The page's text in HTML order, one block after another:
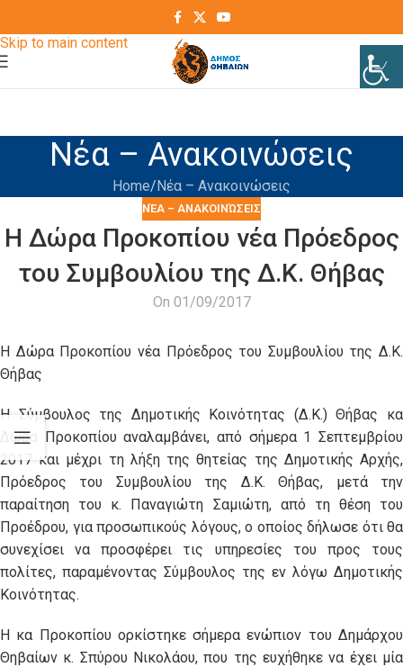
Skip to main content
Νέα – Ανακοινώσεις
Home Νέα – Ανακοινώσεις
ΝΈΑ – ΑΝΑΚΟΙΝΏΣΕΙΣ
Η Δώρα Προκοπίου νέα Πρόεδρος
του Συμβουλίου της Δ.Κ. Θήβας
On 01/09/2017
Η Δώρα Προκοπίου νέα Πρόεδρος του Συμβουλίου της Δ.Κ.
Θήβας
Η Σύμβουλος της Δημοτικής Κοινότητας (Δ.Κ.) Θήβας κα
Δώρα Προκοπίου αναλαμβάνει, από σήμερα 1 Σεπτεμβρίου
2017 και μέχρι τη λήξη της θητείας της Δημοτικής Αρχής,
Πρόεδρος του Συμβουλίου της Δ.Κ. Θήβας, μετά την
παραίτηση του κ. Παναγιώτη Σαμιώτη, από τη θέση του
Προέδρου, για προσωπικούς λόγους, ο οποίος δήλωσε ότι θα
συνεχίσει να προσφέρει τις υπηρεσίες του προς τους
πολίτες, παραμένοντας Σύμβουλος της εν λόγω Δημοτικής
Κοινότητας.
Η κα Προκοπίου ορκίστηκε σήμερα ενώπιον του Δημάρχου
Θηβαίων κ. Σπύρου Νικολάου, που της ευχήθηκε να έχει μία